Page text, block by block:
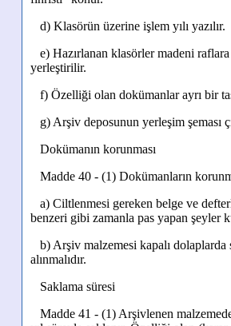
d) Klasörün üzerine işlem yılı yazılır.
e) Hazırlanan klasörler madeni
yerleştirilir.
f) Özelliği olan dokümanlar ayrı bir
g) Arşiv deposunun yerleşim şeması
Dokümanın korunması
Madde 40 - (1) Dokümanların
a) Ciltlenmesi gereken belge ve
benzeri gibi zamanla pas yapan şeyler
b) Arşiv malzemesi kapalı
alınmalıdır.
Saklama süresi
Madde 41 - (1) Arşivlenen